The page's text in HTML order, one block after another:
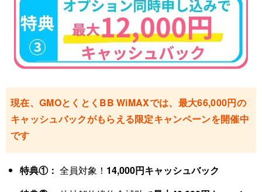
現在、GMOとくとくBB WiMAXでは、最大66,000円の
キャッシュバックがもらえる限定キャンペーンを開催中
です
特典①： 全員対象！ 14,000円キャッシュバック